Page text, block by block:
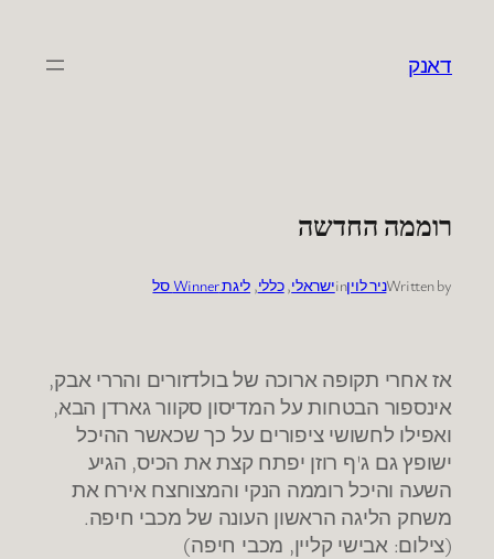
דאנק
רוממה החדשה
Written byניר לויןinישראלי, כללי, ליגת Winner סל
אז אחרי תקופה ארוכה של בולדזורים והררי אבק,
אינספור הבטחות על המדיסון סקוור גארדן הבא,
ואפילו לחשושי ציפורים על כך שכאשר ההיכל
ישופץ גם ג'ף רוזן יפתח קצת את הכיס, הגיע
השעה והיכל רוממה הנקי והמצוחצח אירח את
משחק הליגה הראשון העונה של מכבי חיפה.
(צילום: אבישי קליין, מכבי חיפה)